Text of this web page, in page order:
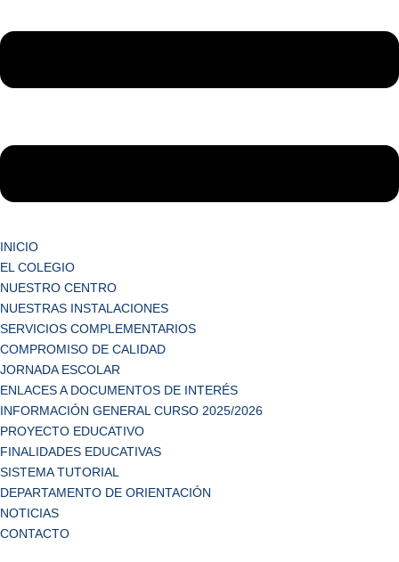
INICIO
EL COLEGIO
NUESTRO CENTRO
NUESTRAS INSTALACIONES
SERVICIOS COMPLEMENTARIOS
COMPROMISO DE CALIDAD
JORNADA ESCOLAR
ENLACES A DOCUMENTOS DE INTERÉS
INFORMACIÓN GENERAL CURSO 2025/2026
PROYECTO EDUCATIVO
FINALIDADES EDUCATIVAS
SISTEMA TUTORIAL
DEPARTAMENTO DE ORIENTACIÓN
NOTICIAS
CONTACTO